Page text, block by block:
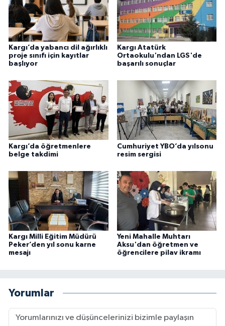
Kargı’da yabancı dil ağırlıklı
proje sınıfı için kayıtlar
başlıyor
Kargı Atatürk
Ortaokulu'ndan LGS'de
başarılı sonuçlar
Kargı’da öğretmenlere
belge takdimi
Cumhuriyet YBO’da yılsonu
resim sergisi
Kargı Milli Eğitim Müdürü
Peker’den yıl sonu karne
mesajı
Yeni Mahalle Muhtarı
Aksu'dan öğretmen ve
öğrencilere pilav ikramı
Yorumlar